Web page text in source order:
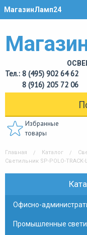
МагазинЛамп24
Тел.: 8 (495) 902 64 62
8 (916) 205 72 06
Избранные
товары
Главная Каталог
Светильник SP-POLO-TRACK-
Офисно-
Промышленные